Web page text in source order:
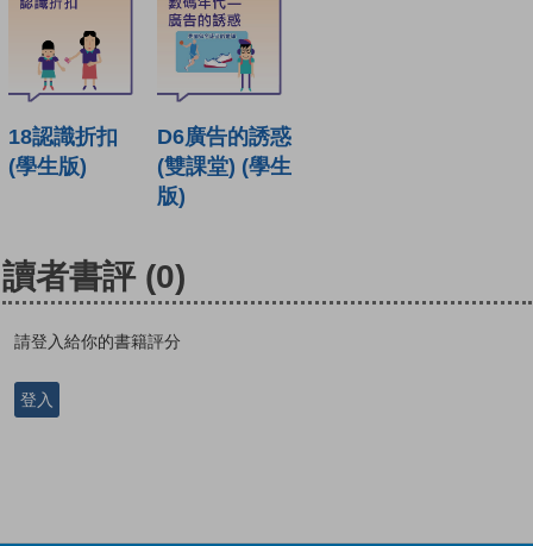
18認識折扣
(學生版)
D6廣告的誘惑
(雙課堂) (學生
版)
讀者書評 (0)
請登入給你的書籍評分
登入